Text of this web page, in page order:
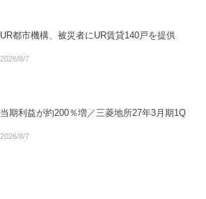
UR都市機構、被災者にUR賃貸140戸を提供
2026/8/7
当期利益が約200％増／三菱地所27年3月期1Q
2026/8/7